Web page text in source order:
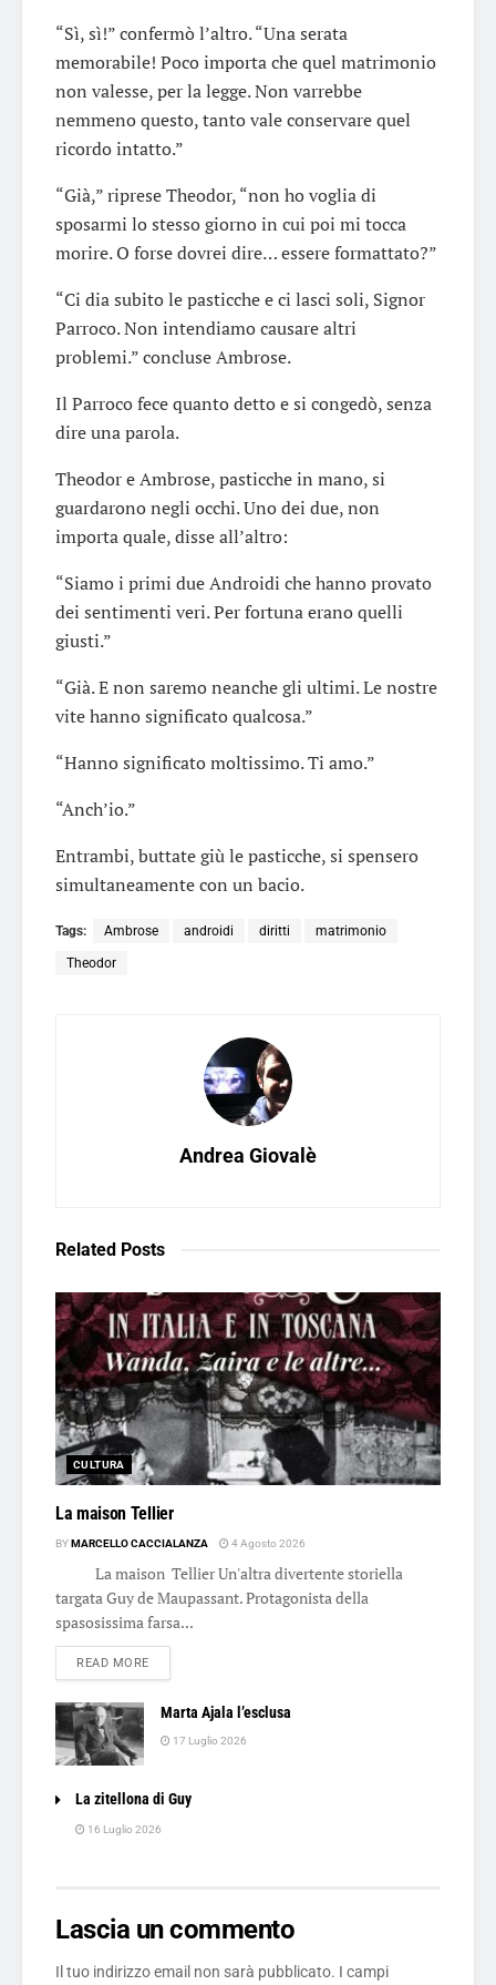
“Sì, sì!” confermò l’altro. “Una serata
memorabile! Poco importa che quel matrimonio
non valesse, per la legge. Non varrebbe
nemmeno questo, tanto vale conservare quel
ricordo intatto.”
“Già,” riprese Theodor, “non ho voglia di
sposarmi lo stesso giorno in cui poi mi tocca
morire. O forse dovrei dire… essere formattato?”
“Ci dia subito le pasticche e ci lasci soli, Signor
Parroco. Non intendiamo causare altri
problemi.” concluse Ambrose.
Il Parroco fece quanto detto e si congedò, senza
dire una parola.
Theodor e Ambrose, pasticche in mano, si
guardarono negli occhi. Uno dei due, non
importa quale, disse all’altro:
“Siamo i primi due Androidi che hanno provato
dei sentimenti veri. Per fortuna erano quelli
giusti.”
“Già. E non saremo neanche gli ultimi. Le nostre
vite hanno significato qualcosa.”
“Hanno significato moltissimo. Ti amo.”
“Anch’io.”
Entrambi, buttate giù le pasticche, si spensero
simultaneamente con un bacio.
Tags: Ambrose androidi diritti matrimonio
Theodor
Andrea Giovalè
Related Posts
CULTURA
La maison Tellier
BYMARCELLO CACCIALANZA 4 Agosto 2026
La maison Tellier Un'altra divertente storiella
targata Guy de Maupassant. Protagonista della
spasosissima farsa...
READ MOREDETAILS
Marta Ajala l’esclusa
17 Luglio 2026
La zitellona di Guy
16 Luglio 2026
Lascia un commento
Il tuo indirizzo email non sarà pubblicato. I campi